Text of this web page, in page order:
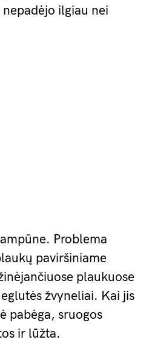
ilgiau nei
Problema
paviršiniame
plaukuose
žvyneliai. Kai jis
pabėga, sruogos
ir lūžta.